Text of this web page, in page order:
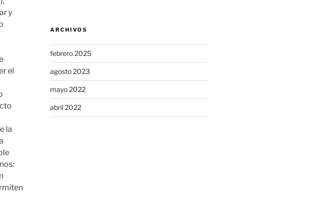
y
el
la
ARCHIVOS
febrero 2025
agosto 2023
mayo 2022
abril 2022